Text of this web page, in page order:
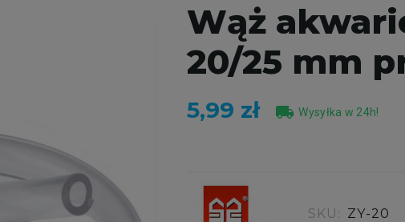
Wąż
20/25 mm
5,99 zł local_shipping Wysyłka w 24h!
SKU: ZY-20